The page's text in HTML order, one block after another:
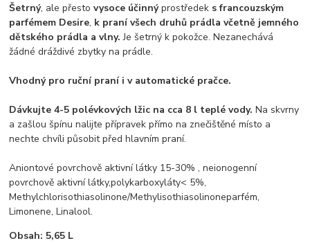
Šetrný, ale přestovysoce účinnýprostředek s francouzským
parfémem Desire, k praní všech druhů prádla včetně jemného
dětského prádla a vlny. Je šetrný k pokožce. Nezanechává
žádné dráždivé zbytky na prádle.
Vhodný pro ruční praní i v automatické pračce.
Dávkujte 4-5 polévkových lžic na cca 8 l teplé vody. Na skvrny
a zašlou špínu nalijte přípravek přímo na znečištěné místo a
nechte chvíli působit před hlavním praní.
Aniontové povrchově aktivní látky 15-30% , neionogenní
povrchově aktivní látky,polykarboxyláty< 5%,
Methylchlorisothiasolinone/Methylisothiasolinoneparfém,
Limonene, Linalool.
Obsah: 5,65 L